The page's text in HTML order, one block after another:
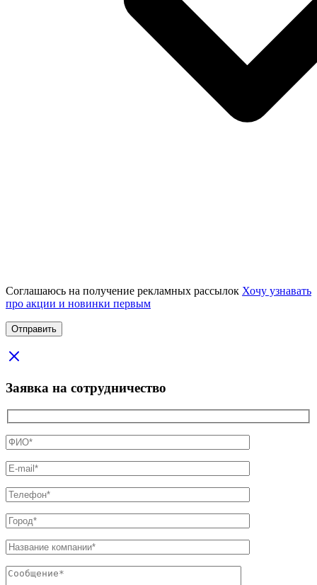
Соглашаюсь на получение рекламных рассылок Хочу узнавать
про акции и новинки первым
Заявка на сотрудничество